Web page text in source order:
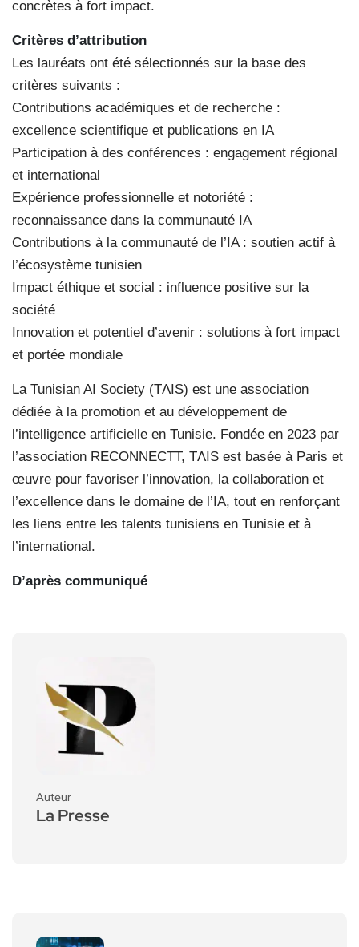
concrètes à fort impact.
Critères d’attribution
Les lauréats ont été sélectionnés sur la base des
critères suivants :
Contributions académiques et de recherche :
excellence scientifique et publications en IA
Participation à des conférences : engagement régional
et international
Expérience professionnelle et notoriété :
reconnaissance dans la communauté IA
Contributions à la communauté de l’IA : soutien actif à
l’écosystème tunisien
Impact éthique et social : influence positive sur la
société
Innovation et potentiel d’avenir : solutions à fort impact
et portée mondiale
La Tunisian AI Society (TΛIS) est une association
dédiée à la promotion et au développement de
l’intelligence artificielle en Tunisie. Fondée en 2023 par
l’association RECONNECTT, TΛIS est basée à Paris et
œuvre pour favoriser l’innovation, la collaboration et
l’excellence dans le domaine de l’IA, tout en renforçant
les liens entre les talents tunisiens en Tunisie et à
l’international.
D’après communiqué
Auteur
La Presse